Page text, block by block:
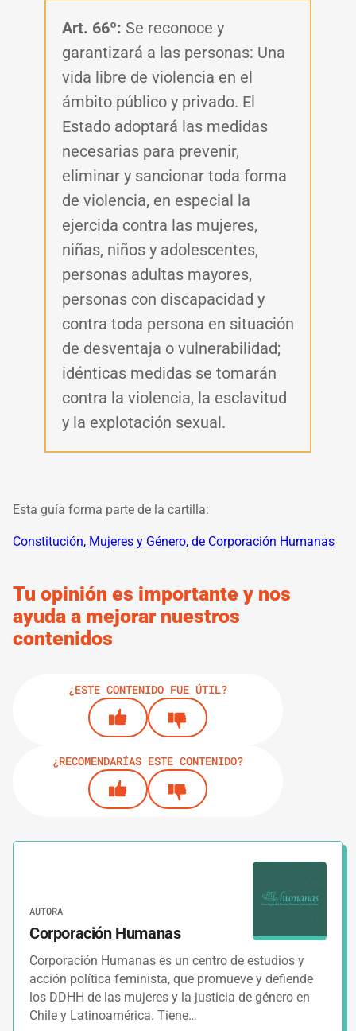
Art. 66º: Se reconoce y
garantizará a las personas: Una
vida libre de violencia en el
ámbito público y privado. El
Estado adoptará las medidas
necesarias para prevenir,
eliminar y sancionar toda forma
de violencia, en especial la
ejercida contra las mujeres,
niñas, niños y adolescentes,
personas adultas mayores,
personas con discapacidad y
contra toda persona en situación
de desventaja o vulnerabilidad;
idénticas medidas se tomarán
contra la violencia, la esclavitud
y la explotación sexual.
Esta guía forma parte de la cartilla:
Constitución, Mujeres y Género, de Corporación Humanas
Tu opinión es importante y nos
ayuda a mejorar nuestros
contenidos
¿ESTE CONTENIDO FUE ÚTIL?
¿RECOMENDARÍAS ESTE CONTENIDO?
AUTORA
Corporación Humanas
Corporación Humanas es un centro de estudios y
acción política feminista, que promueve y defiende
los DDHH de las mujeres y la justicia de género en
Chile y Latinoamérica. Tiene…